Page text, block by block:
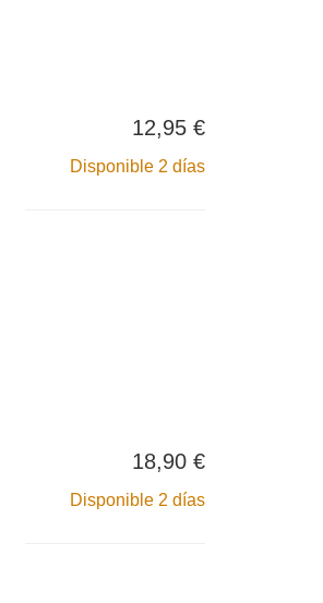
12,95 €
Disponible 2 días
18,90 €
Disponible 2 días